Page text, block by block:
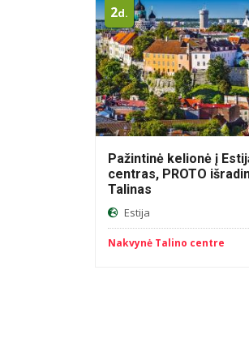
2d.
Pažintinė kelionė į
centras, PROTO
Talinas
Estija
Nakvynė Talino centre